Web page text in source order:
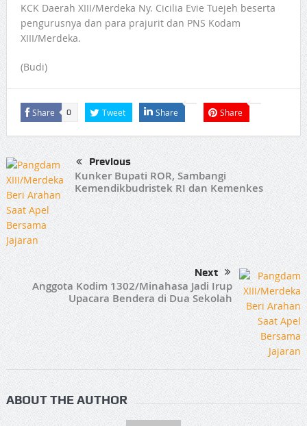
KCK Daerah XIII/Merdeka Ny. Cicilia Evie Tuejeh beserta
pengurusnya dan para prajurit dan PNS Kodam
XIII/Merdeka.
(Budi)
Share 0 Tweet Share Share
Previous
Kunker Bupati ROR, Sambangi
Kemendikbudristek RI dan Kemenkes
Next
Anggota Kodim 1302/Minahasa Jadi Irup
Upacara Bendera di Dua Sekolah
ABOUT THE AUTHOR